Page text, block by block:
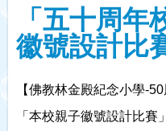
「五十周
徽號設計比
【佛教林金殿紀念小學-
「本校親子徽號設計比賽」